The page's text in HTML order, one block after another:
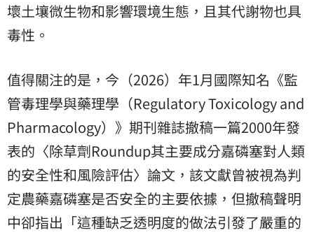
壞土壤微生物和影響環境生態，且其代謝物也具
毒性。
值得關注的是，今（2026）年1月國際知名《監
管毒理學與藥理學（Regulatory Toxicology and
Pharmacology）》期刊雜誌撤稿一篇2000年發
表的〈除草劑Roundup其主要成分嘉磷塞對人類
的安全性和風險評估〉論文，該文獻曾被視為判
定農藥嘉磷塞是否安全的主要依據，但撤稿聲明
中卻指出「這種缺乏透明度的做法引發了嚴重的